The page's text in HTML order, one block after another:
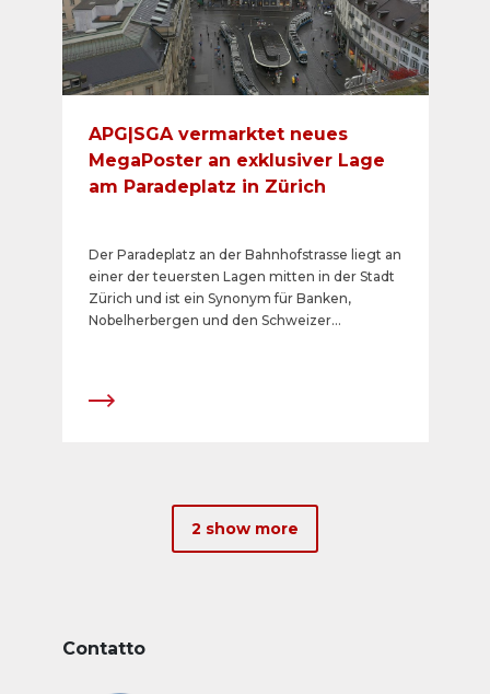
APG|SGA vermarktet neues
MegaPoster an exklusiver Lage
am Paradeplatz in Zürich
Der Paradeplatz an der Bahnhofstrasse liegt an
einer der teuersten Lagen mitten in der Stadt
Zürich und ist ein Synonym für Banken,
Nobelherbergen und den Schweizer
Werbetreibende seit dem 21. Oktober 2022
2 show more
Contatto